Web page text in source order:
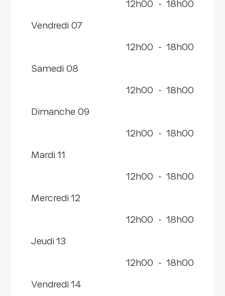
12h00 - 18h00
vendredi 07
12h00 - 18h00
samedi 08
12h00 - 18h00
dimanche 09
12h00 - 18h00
mardi 11
12h00 - 18h00
mercredi 12
12h00 - 18h00
jeudi 13
12h00 - 18h00
vendredi 14